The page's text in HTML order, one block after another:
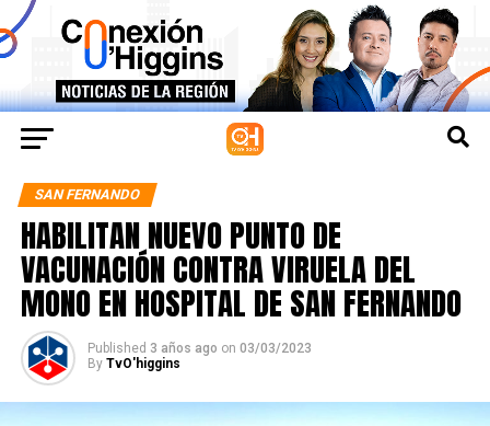
SAN FERNANDO
HABILITAN NUEVO PUNTO DE
VACUNACIÓN CONTRA VIRUELA DEL
MONO EN HOSPITAL DE SAN FERNANDO
Published 3 años ago on 03/03/2023
By TvO'higgins